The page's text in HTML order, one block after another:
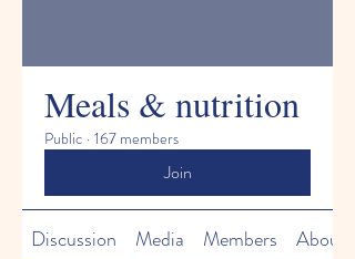
Meals & nutrition
Public · 167 members
Join
Discussion Media Members About